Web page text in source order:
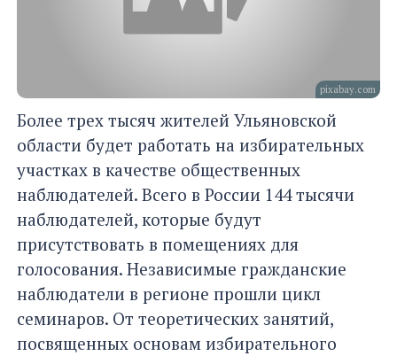
pixabay.com
Более трех тысяч жителей Ульяновской
области будет работать на избирательных
участках в качестве общественных
наблюдателей. Всего в России 144 тысячи
наблюдателей, которые будут
присутствовать в помещениях для
голосования. Независимые гражданские
наблюдатели в регионе прошли цикл
семинаров. От теоретических занятий,
посвященных основам избирательного